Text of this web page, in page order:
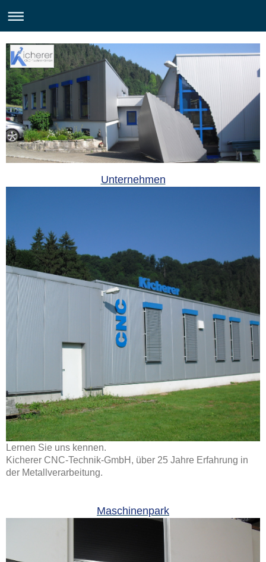
Unternehmen
Lernen Sie uns kennen.
Kicherer CNC-Technik-GmbH, über 25 Jahre Erfahrung in
der Metallverarbeitung.
Maschinenpark